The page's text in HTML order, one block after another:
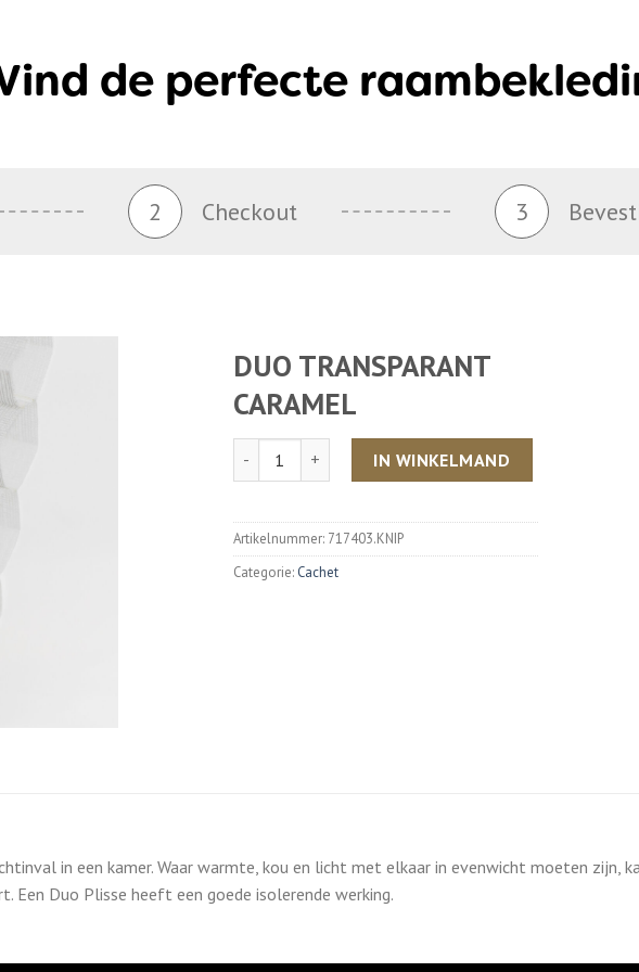
de perfecte
2 Checkout 3
DUO TRANSPARANT
CARAMEL
IN WINKELMAND
Artikelnummer: 717403.KNIP
Categorie: Cachet
in een kamer. Waar warmte, kou en licht met elkaar in evenwicht moeten zijn,
Een Duo Plisse heeft een goede isolerende werking.